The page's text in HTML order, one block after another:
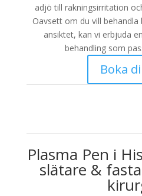
adjö till rakningsirritation
Oavsett om du vill
ansiktet, kan vi erbjuda
behandling som
Boka
Plasma Pen i
slätare &